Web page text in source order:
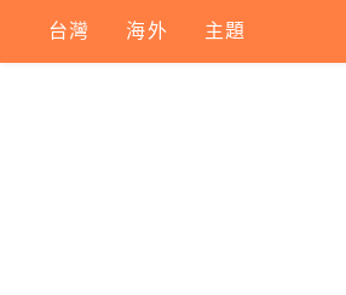
content
台灣 海外 主題